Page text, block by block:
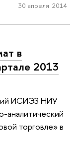
30 апреля 2014
в
2013
ИСИЭЗ НИУ
аналитический
торговле» в